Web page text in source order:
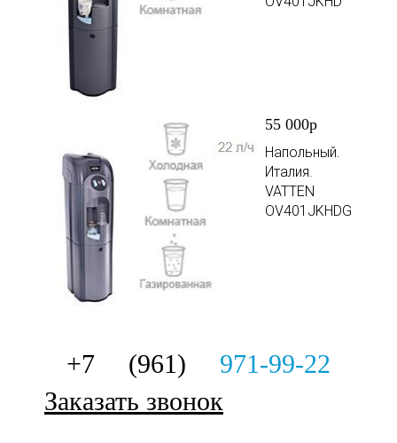
55 000р
Напольный.
Италия.
VATTEN
OV401JKHDG
+7 (961) 971-99-22
Заказать звонок